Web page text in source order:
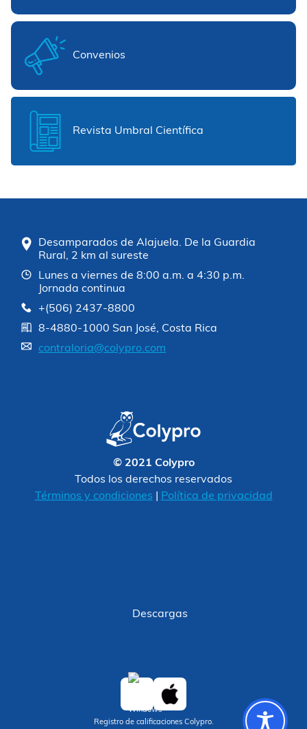
Convenios
Revista Umbral Científica
Desamparados de Alajuela. De la Guardia
Rural, 2 km al sureste
Lunes a viernes de 8:00 a.m. a 4:30 p.m.
Jornada continua
+(506) 2437-8800
8-4880-1000 San José, Costa Rica
contraloria@colypro.com
© 2021 Colypro
Todos los derechos reservados
Términos y condiciones
Política de privacidad
Descargas
Registro de calificaciones Colypro.